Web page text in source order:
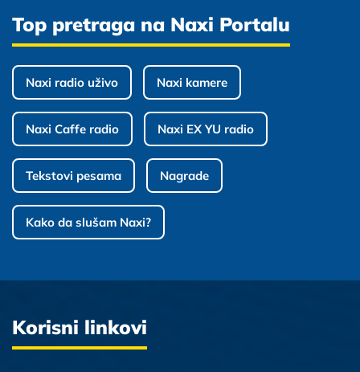
Top pretraga na Naxi Portalu
Naxi radio uživo Naxi kamere
Naxi Caffe radio Naxi EX YU radio
Tekstovi pesama Nagrade
Kako da slušam Naxi?
Korisni linkovi